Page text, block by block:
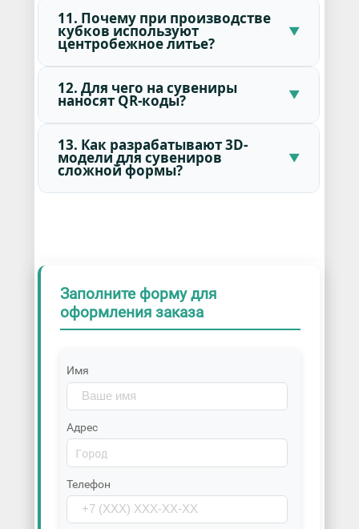
11. Почему при производстве
кубков используют
центробежное литье?
12. Для чего на сувениры
наносят QR-коды?
13. Как разрабатывают 3D-
модели для сувениров
сложной формы?
Заполните форму для
оформления заказа
Имя
Адрес
Телефон